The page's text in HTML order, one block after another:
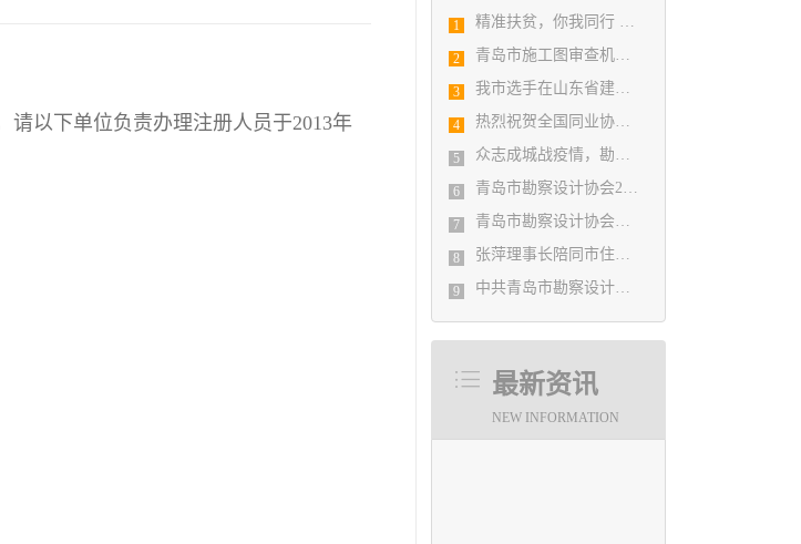
1 精准扶贫，你我同行 ——协会荣获全市2018年度脱贫攻坚和扶贫协作先进集体
2 青岛市施工图审查机构第八次联席会议成功举办
3 我市选手在山东省建筑设计BIM技术应用技能竞赛取得佳绩
4 热烈祝贺全国同业协会共庆新中国成立七十周年大会在广州成功举办 我市工程勘察设计行业获得多项荣誉称号
5 众志成城战疫情，勘察设计行业在行动
6 青岛市勘察设计协会2020年度第一次理事会顺利召开
7 青岛市勘察设计协会陪同市住房和城乡建设局刘波副局长走访调研会员单位
8 张萍理事长陪同市住房和城乡建设局赴陇南开展东西部扶贫协作工作
9 中共青岛市勘察设计协会党支部日前召开民主生活会
最新资讯
NEW INFORMATION
以下单位负责办理注册人员于2013年